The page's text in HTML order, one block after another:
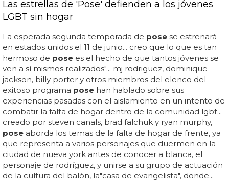
Las estrellas de 'Pose' defienden a los jóvenes
LGBT sin hogar
La esperada segunda temporada de pose se estrenará
en estados unidos el 11 de junio... creo que lo que es tan
hermoso de pose es el hecho de que tantos jóvenes se
ven a sí mismos realizados"... mj rodriguez, dominique
jackson, billy porter y otros miembros del elenco del
exitoso programa pose han hablado sobre sus
experiencias pasadas con el aislamiento en un intento de
combatir la falta de hogar dentro de la comunidad lgbt...
creado por steven canals, brad falchuk y ryan murphy,
pose aborda los temas de la falta de hogar de frente, ya
que representa a varios personajes que duermen en la
ciudad de nueva york antes de conocer a blanca, el
personaje de rodríguez, y unirse a su grupo de actuación
de la cultura del balón, la"casa de evangelista", donde...